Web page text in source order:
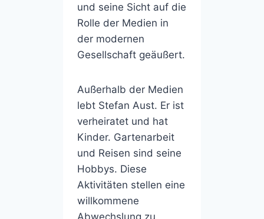
und seine Sicht auf die
Rolle der Medien in
der modernen
Gesellschaft geäußert.
Außerhalb der Medien
lebt Stefan Aust. Er ist
verheiratet und hat
Kinder. Gartenarbeit
und Reisen sind seine
Hobbys. Diese
Aktivitäten stellen eine
willkommene
Abwechslung zu